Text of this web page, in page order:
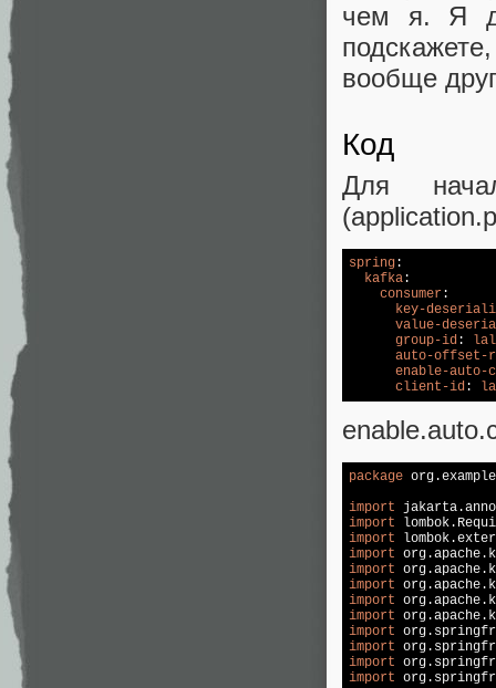
чем я. Я
вообще
Код
Для
spring:
kafka:
consumer:
key-
value-
group-id:
auto-offset-
enable-auto-
client-id:
package
import
import
import
import
import
import
import
import
import
import
import
import